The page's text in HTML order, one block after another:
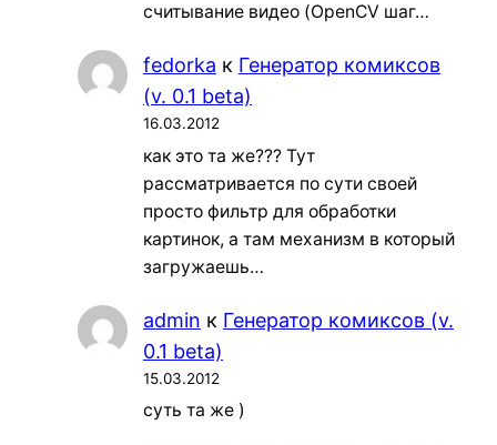
считывание видео (OpenCV шаг…
fedorka к Генератор комиксов
(v. 0.1 beta)
16.03.2012
как это та же??? Тут
рассматривается по сути своей
просто фильтр для обработки
картинок, а там механизм в который
загружаешь…
admin к Генератор комиксов (v.
0.1 beta)
15.03.2012
суть та же )